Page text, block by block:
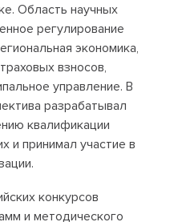
Область научных
регулирование
экономика,
взносов,
управление. В
разрабатывал
квалификации
и принимал участие в
конкурсов
и методического